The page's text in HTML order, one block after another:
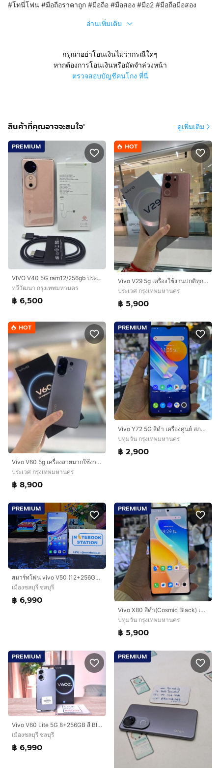
#โทนี่โฟน #มือถือราคาถูก #มือถือ #มือสอง #มือ2 #มือถือมือสอง
อ่านเพิ่มเติม
กรุณาอย่าโอนเงินไม่ว่ากรณีใดๆ
หากต้องการโอนเงินหรือมัดจำล่วงหน้า
ตรวจสอบบัญชีคนโกง ที่นี่
สินค้าที่คุณอาจจะสนใจ' ดูเพิ่มเติม
PREMIUM
VIVO V40 5G ram12/256gb ประกันเหลือ ต.ค. 69
ทวีวัฒนา กรุงเทพมหานคร
฿ 6,500
HOT
Vivo V29 5g เครื่องใช้งานปกติทุกอย่าง
ประเวศ กรุงเทพมหานคร
฿ 5,900
HOT
Vivo V60 5g เครื่องสวยมากใช้งานปกติทุกอย่าง
ประเวศ กรุงเทพมหานคร
฿ 8,900
PREMIUM
Vivo Y72 5G สีดำ เครื่องศูนย์ สภาพสวยมากๆ จอ6.58นิ้ว แรม8รอม128 Dimensity700 กล้อง64ล้าน(3ตัว)🔥🔥
ปทุมวัน กรุงเทพมหานคร
฿ 2,900
PREMIUM
สมาร์ทโฟน vivo V50 (12+256GB) Mist Purple 5G เครื่องสวย พร้อมใช้งาน ขายเพียง 6,990.- เท่านั้น
เมืองชลบุรี ชลบุรี
฿ 6,990
PREMIUM
Vivo X80 สีดำ(Cosmic Black) เครื่องศูนย์ สภาพสวยมาก จอ6.78นิ้ว แรม12รอม256 Dimensity9000 กล้องเลนส์ Zeiss optics 50ล้าน(3ตัว)🔥🔥
ปทุมวัน กรุงเทพมหานคร
฿ 5,900
PREMIUM
Vivo V60 Lite 5G 8+256GB สี Black เครื่องสวย ราคาเพียง 6,990.- มีประกันร้าน 60วัน
เมืองชลบุรี ชลบุรี
฿ 6,990
PREMIUM